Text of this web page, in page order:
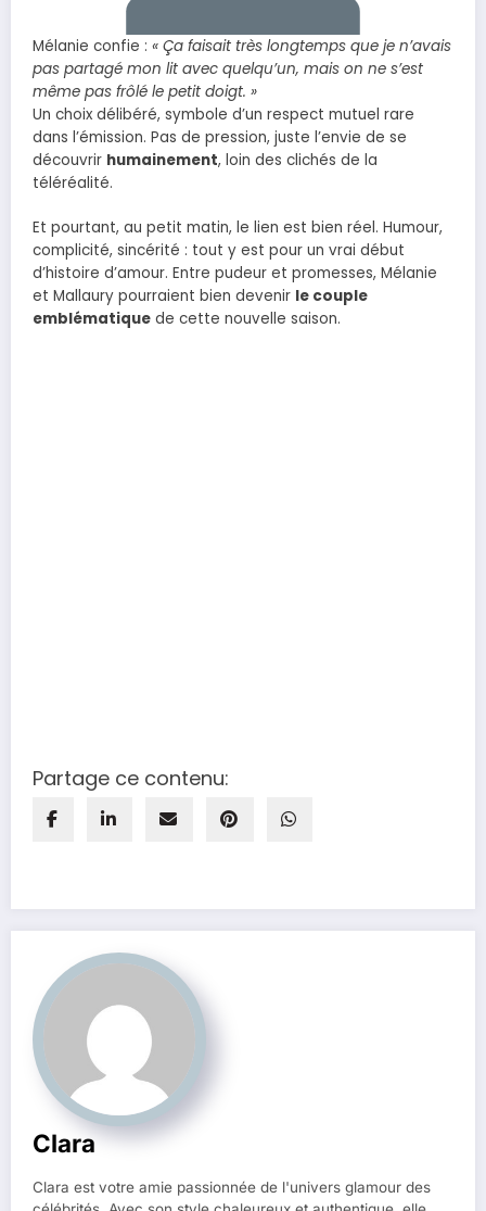
Mélanie confie : « Ça faisait très longtemps que je n’avais
pas partagé mon lit avec quelqu’un, mais on ne s’est
même pas frôlé le petit doigt. »
Un choix délibéré, symbole d’un respect mutuel rare
dans l’émission. Pas de pression, juste l’envie de se
découvrir humainement, loin des clichés de la
téléréalité.
Et pourtant, au petit matin, le lien est bien réel. Humour,
complicité, sincérité : tout y est pour un vrai début
d’histoire d’amour. Entre pudeur et promesses, Mélanie
et Mallaury pourraient bien devenir le couple
emblématique de cette nouvelle saison.
Partage ce contenu:
Clara
Clara est votre amie passionnée de l'univers glamour des